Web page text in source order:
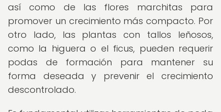
así como de las flores marchitas para
promover un crecimiento más compacto. Por
otro lado, las plantas con tallos leñosos,
como la higuera o el ficus, pueden requerir
podas de formación para mantener su
forma deseada y prevenir el crecimiento
descontrolado.